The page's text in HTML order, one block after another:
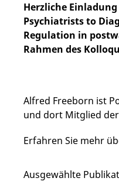
Herzliche
Psychiatrists to
Regulation in
Rahmen des
Alfred Freeborn ist
und dort Mitglied
Erfahren Sie mehr
Ausgewählte